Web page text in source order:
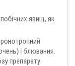
явищ, як
і блювання.
препарату.